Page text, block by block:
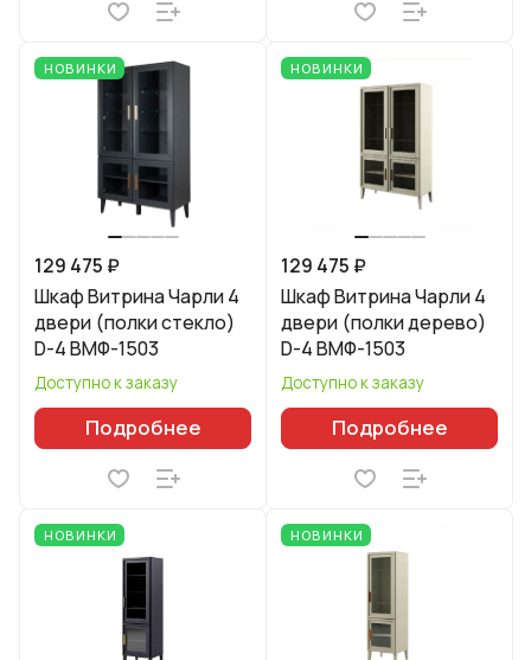
НОВИНКИ
129 475 ₽
Шкаф Витрина Чарли 4
двери (полки стекло)
D-4 ВМФ-1503
Доступно к заказу
Подробнее
НОВИНКИ
129 475 ₽
Шкаф Витрина Чарли 4
двери (полки дерево)
D-4 ВМФ-1503
Доступно к заказу
Подробнее
НОВИНКИ НОВИНКИ